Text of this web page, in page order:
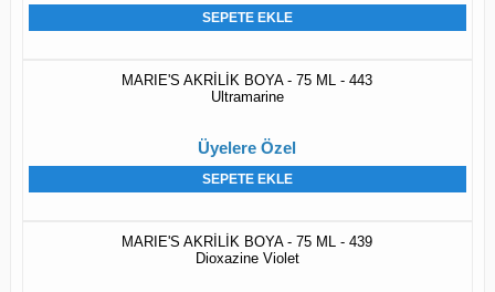
SEPETE EKLE
MARIE'S AKRİLİK BOYA - 75 ML - 443
Ultramarine
Üyelere Özel
SEPETE EKLE
MARIE'S AKRİLİK BOYA - 75 ML - 439
Dioxazine Violet